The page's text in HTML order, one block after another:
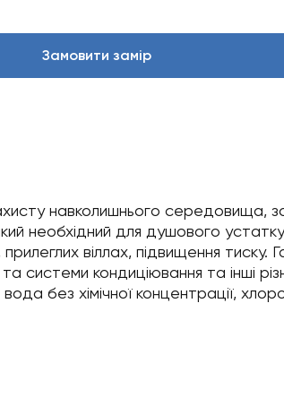
Замовити замір
навколишнього середовища,
необхідний для душового
віллах, підвищення тиску.
системи кондиціювання та інші
без хімічної концентрації,